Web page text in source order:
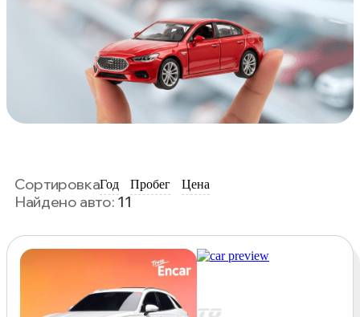
СортировкаГод Пробег Цена
Найдено авто: 11